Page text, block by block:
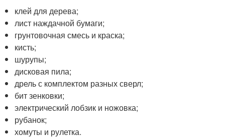
клей для дерева;
лист наждачной бумаги;
грунтовочная смесь и краска;
кисть;
шурупы;
дисковая пила;
дрель с комплектом разных сверл;
бит зенковки;
электрический лобзик и ножовка;
рубанок;
хомуты и рулетка.